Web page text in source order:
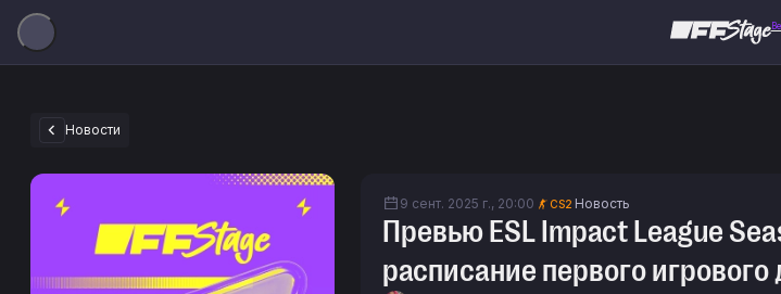
Новости
9 сент. 2025 г., 20:00 CS2 Новость
Превью ESL Impact League
расписание первого игрового